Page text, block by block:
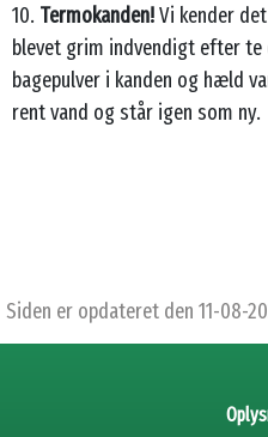
10. Termokanden!Vi kender
blevet grim indvendigt efter te
bagepulver i kanden og hæld
rent vand og står igen som ny.
Siden er opdateret den 11-08-